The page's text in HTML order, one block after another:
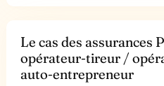
Le cas des assurances
opérateur-tireur /
auto-entrepreneur